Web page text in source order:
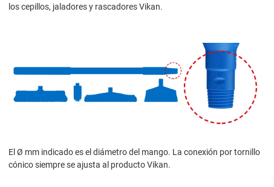
los cepillos, jaladores y rascadores Vikan.
El Ø mm indicado es el diámetro del mango. La conexión por tornillo
cónico siempre se ajusta al producto Vikan.